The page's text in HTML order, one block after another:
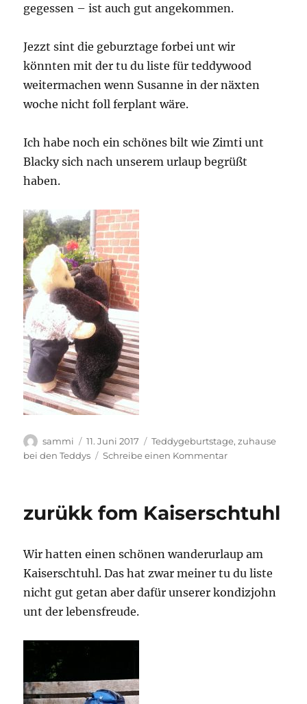
gegessen – ist auch gut angekommen.
Jezzt sint die geburztage forbei unt wir
könnten mit der tu du liste für teddywood
weitermachen wenn Susanne in der näxten
woche nicht foll ferplant wäre.
Ich habe noch ein schönes bilt wie Zimti unt
Blacky sich nach unserem urlaup begrüßt
haben.
Autor
sammi
Veröffentlicht
am
11. Juni 2017 Kategorien
Teddygeburtstage,zuhause
bei den Teddys
Schreibe einen Kommentarzu
zurükk fom Kaiserschtuhl
Wir hatten einen schönen wanderurlaup am
Kaiserschtuhl. Das hat zwar meiner tu du liste
nicht gut getan aber dafür unserer kondizjohn
unt der lebensfreude.